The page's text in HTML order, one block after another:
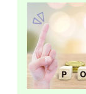
75,000 円